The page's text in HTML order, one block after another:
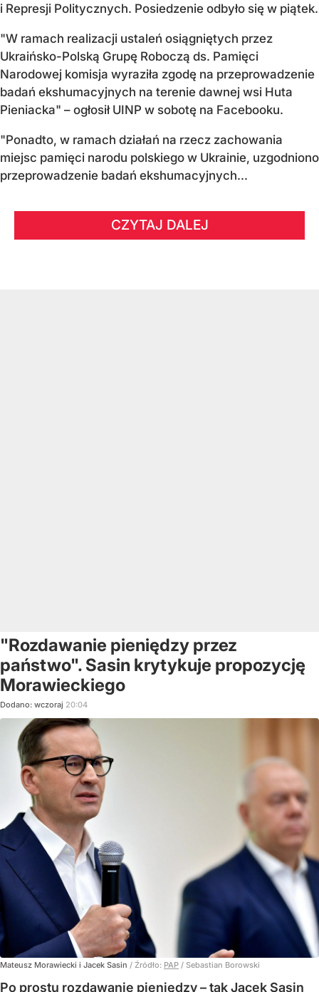
i Represji Politycznych. Posiedzenie odbyło się w piątek.
"W ramach realizacji ustaleń osiągniętych przez
Ukraińsko-Polską Grupę Roboczą ds. Pamięci
Narodowej komisja wyraziła zgodę na przeprowadzenie
badań ekshumacyjnych na terenie dawnej wsi Huta
Pieniacka" – ogłosił UINP w sobotę na Facebooku.
"Ponadto, w ramach działań na rzecz zachowania
miejsc pamięci narodu polskiego w Ukrainie, uzgodniono
przeprowadzenie badań ekshumacyjnych...
CZYTAJ DALEJ
"Rozdawanie pieniędzy przez
państwo". Sasin krytykuje propozycję
Morawieckiego
Dodano: wczoraj 20:04
Mateusz Morawiecki i Jacek Sasin / Źródło: PAP / Sebastian Borowski
Po prostu rozdawanie pieniędzy – tak Jacek Sasin